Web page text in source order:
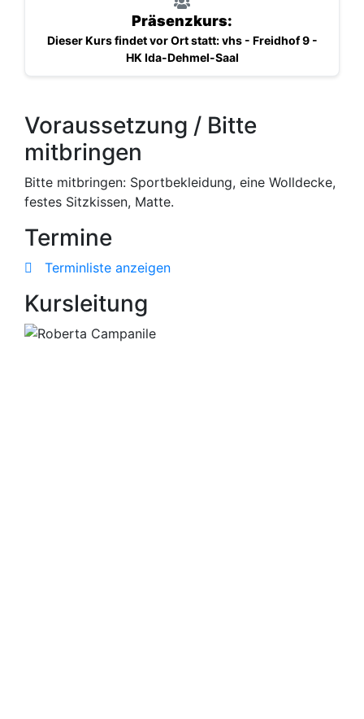
Präsenzkurs:
Dieser Kurs findet vor Ort statt: vhs - Freidhof 9 -
HK Ida-Dehmel-Saal
Voraussetzung / Bitte
mitbringen
Bitte mitbringen: Sportbekleidung, eine Wolldecke,
festes Sitzkissen, Matte.
Termine
Terminliste anzeigen
Kursleitung